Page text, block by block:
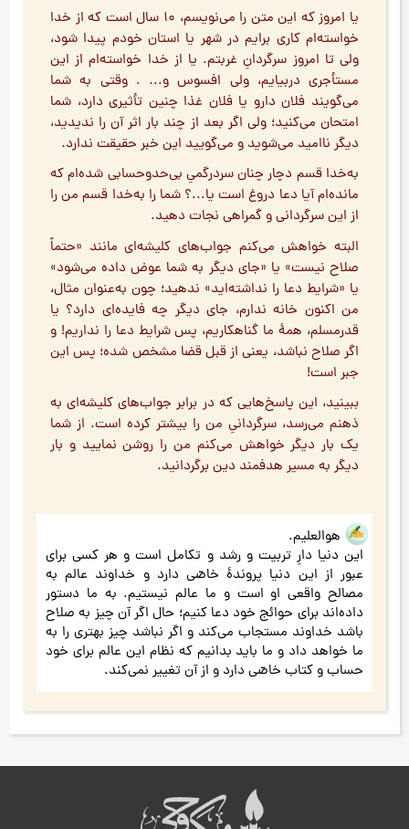
یا امروز که این متن را می‌نویسم، ۱۰ سال است که از خدا
خواسته‌ام کاری برایم در شهر یا استان خودم پیدا شود،
ولی تا امروز سرگردانِ غربتم. یا از خدا خواسته‌ام از این
مستأجری دربیایم، ولی افسوس و... . وقتی به شما
می‌گویند فلان دارو یا فلان غذا چنین تأثیری دارد، شما
امتحان می‌کنید؛ ولی اگر بعد از چند بار اثر آن را ندیدید،
دیگر ناامید می‌شوید و می‌گویید این خبر حقیقت ندارد.
به‌خدا قسم دچار چنان سردرگمیِ بی‌حدوحسابی شده‌ام که
مانده‌ام آیا دعا دروغ است یا...؟ شما را به‌خدا قسم من را
از این سرگردانی و گمراهی نجات دهید.
البته خواهش می‌کنم جواب‌های کلیشه‌ای مانند «حتماً
صلاح نیست» یا «جای دیگر به شما عوض داده می‌شود»
یا «شرایط دعا را نداشته‌اید» ندهید؛ چون به‌عنوان مثال،
من اکنون خانه ندارم، جای دیگر چه فایده‌ای دارد؟ یا
قدرمسلم، همۀ ما گناهکاریم، پس شرایط دعا را نداریم! و
اگر صلاح نباشد، یعنی از قبل قضا مشخص شده؛ پس این
جبر است!
ببینید، این پاسخ‌هایی که در برابر جواب‌های کلیشه‌ای به
ذهنم می‌رسد، سرگردانیِ من را بیشتر کرده است. از شما
یک بار دیگر خواهش می‌کنم من را روشن نمایید و بار
دیگر به مسیر هدفمند دین برگردانید.
هوالعلیم.
این دنیا دارِ تربیت و رشد و تکامل است و هر کسی برای
عبور از این دنیا پروندۀ خاصّی دارد و خداوند عالم به
مصالح واقعی او است و ما عالم نیستیم. به ما دستور
داده‌اند برای حوائج خود دعا کنیم؛ حال اگر آن چیز به صلاح
باشد خداوند مستجاب می‌کند و اگر نباشد چیز بهتری را به
ما خواهد داد و ما باید بدانیم که نظام این عالم برای خود
حساب و کتاب خاصّی دارد و از آن تغییر نمی‌کند.